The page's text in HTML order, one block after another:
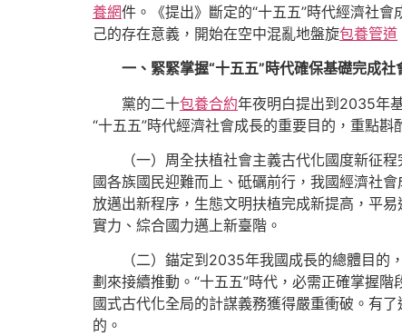
養網件。《提出》斷定的“十五五”時代經濟社
己的存在意義，開始在空中混亂地盤旋包養管道
一、緊緊掌握“十五五”時代確保基礎完成
黨的二十包養合約年夜明白提出到2035年
“十五五”時代經濟社會成長的重要目的，重點斟
（一）周全扶植社會主義古代化國度新征
國各族國民迎難而上、砥礪前行，我國經濟社
放邁出新程序，生態文明扶植完成新提高，平
實力、綜合國力邁上新臺階。
（二）錨定到2035年我國成長的總體目的
劃來接續推動。“十五五”時代，必需正確掌握
國式古代化全局的計謀義務獲得嚴重衝破。有
的。